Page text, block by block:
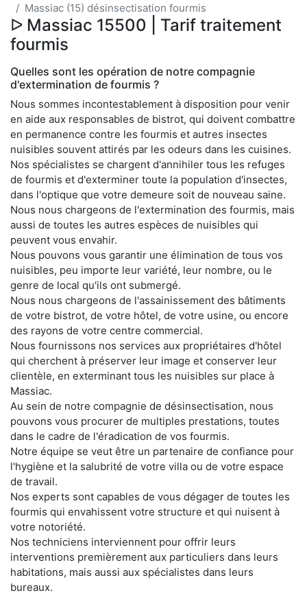
Massiac (15) désinsectisation fourmis
ᐅ Massiac 15500 | Tarif traitement
fourmis
Quelles sont les opération de notre compagnie
d'extermination de fourmis ?
Nous sommes incontestablement à disposition pour venir
en aide aux responsables de bistrot, qui doivent combattre
en permanence contre les fourmis et autres insectes
nuisibles souvent attirés par les odeurs dans les cuisines.
Nos spécialistes se chargent d'annihiler tous les refuges
de fourmis et d'exterminer toute la population d'insectes,
dans l'optique que votre demeure soit de nouveau saine.
Nous nous chargeons de l'extermination des fourmis, mais
aussi de toutes les autres espèces de nuisibles qui
peuvent vous envahir.
Nous pouvons vous garantir une élimination de tous vos
nuisibles, peu importe leur variété, leur nombre, ou le
genre de local qu'ils ont submergé.
Nous nous chargeons de l'assainissement des bâtiments
de votre bistrot, de votre hôtel, de votre usine, ou encore
des rayons de votre centre commercial.
Nous fournissons nos services aux propriétaires d'hôtel
qui cherchent à préserver leur image et conserver leur
clientèle, en exterminant tous les nuisibles sur place à
Massiac.
Au sein de notre compagnie de désinsectisation, nous
pouvons vous procurer de multiples prestations, toutes
dans le cadre de l'éradication de vos fourmis.
Notre équipe se veut être un partenaire de confiance pour
l'hygiène et la salubrité de votre villa ou de votre espace
de travail.
Nos experts sont capables de vous dégager de toutes les
fourmis qui envahissent votre structure et qui nuisent à
votre notoriété.
Nos techniciens interviennent pour offrir leurs
interventions premièrement aux particuliers dans leurs
habitations, mais aussi aux spécialistes dans leurs
bureaux.